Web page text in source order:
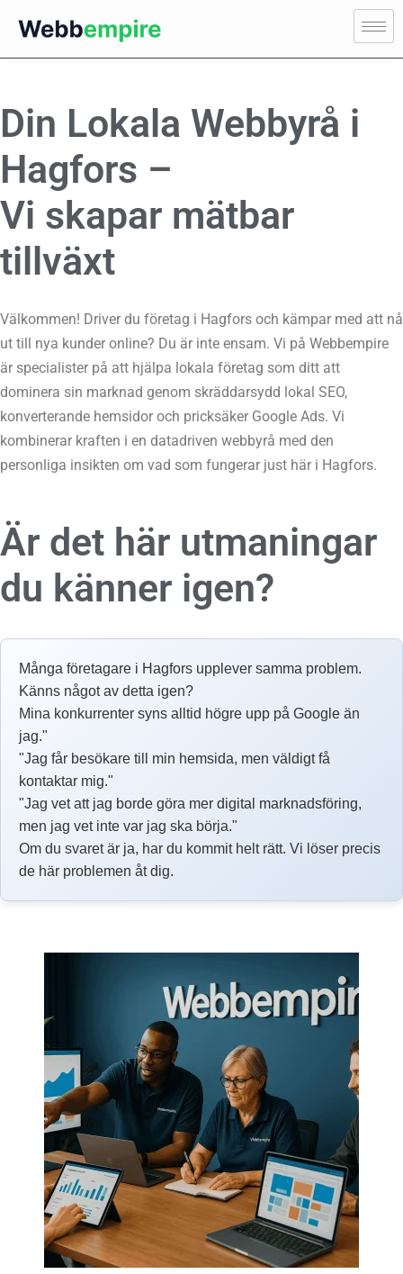
Din Lokala Webbyrå i
Hagfors –
Vi skapar mätbar
tillväxt
Välkommen! Driver du företag i Hagfors och kämpar med att nå
ut till nya kunder online? Du är inte ensam. Vi på Webbempire
är specialister på att hjälpa lokala företag som ditt att
dominera sin marknad genom skräddarsydd lokal SEO,
konverterande hemsidor och pricksäker Google Ads. Vi
kombinerar kraften i en datadriven webbyrå med den
personliga insikten om vad som fungerar just här i Hagfors.
Är det här utmaningar
du känner igen?
Många företagare i Hagfors upplever samma problem.
Känns något av detta igen?
Mina konkurrenter syns alltid högre upp på Google än
jag."
"Jag får besökare till min hemsida, men väldigt få
kontaktar mig."
"Jag vet att jag borde göra mer digital marknadsföring,
men jag vet inte var jag ska börja."
Om du svaret är ja, har du kommit helt rätt. Vi löser precis
de här problemen åt dig.